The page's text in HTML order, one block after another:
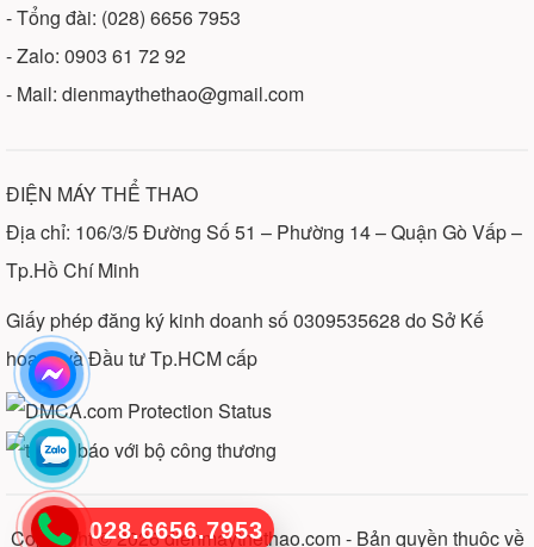
028.6656.7953
- Tổng đài: (028) 6656 7953
- Zalo: 0903 61 72 92
- Mail: dienmaythethao@gmail.com
ĐIỆN MÁY THỂ THAO
Địa chỉ: 106/3/5 Đường Số 51 – Phường 14 – Quận Gò Vấp –
Tp.Hồ Chí Minh
Giấy phép đăng ký kinh doanh số 0309535628 do Sở Kế
hoạch và Đầu tư Tp.HCM cấp
Copyright © 2026dienmaythethao.com- Bản quyền thuộc về